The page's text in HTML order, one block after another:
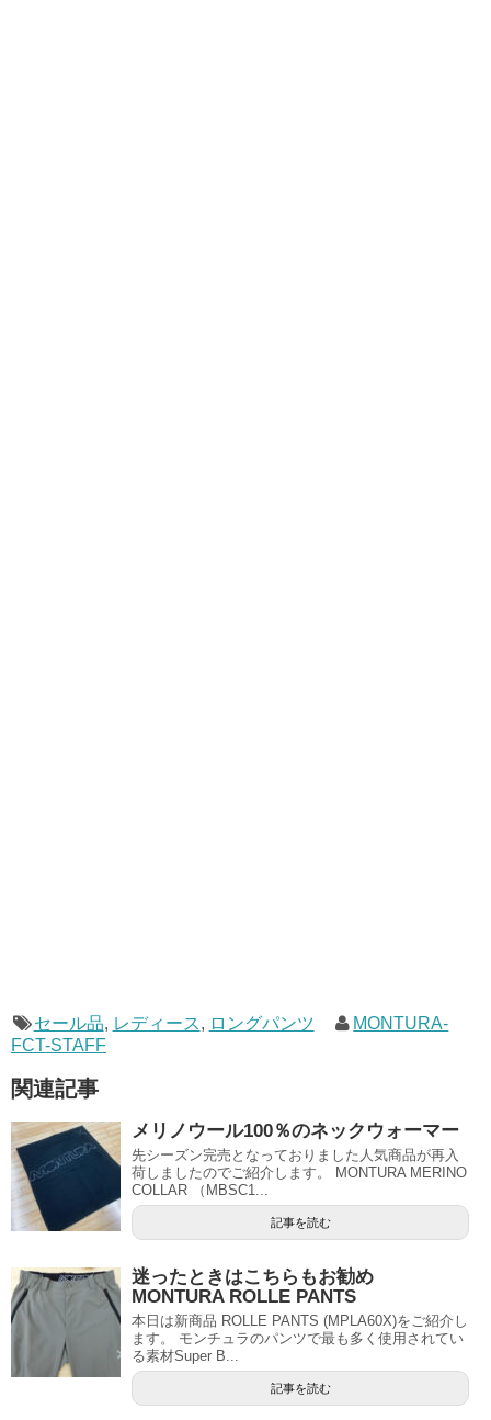
セール品, レディース, ロングパンツ
MONTURA-
FCT-STAFF
関連記事
メリノウール100％のネックウォーマー
先シーズン完売となっておりました人気商品が再入
荷しましたのでご紹介します。 MONTURA MERINO
COLLAR （MBSC1...
記事を読む
迷ったときはこちらもお勧め
MONTURA ROLLE PANTS
本日は新商品 ROLLE PANTS (MPLA60X)をご紹介し
ます。 モンチュラのパンツで最も多く使用されてい
る素材Super B...
記事を読む